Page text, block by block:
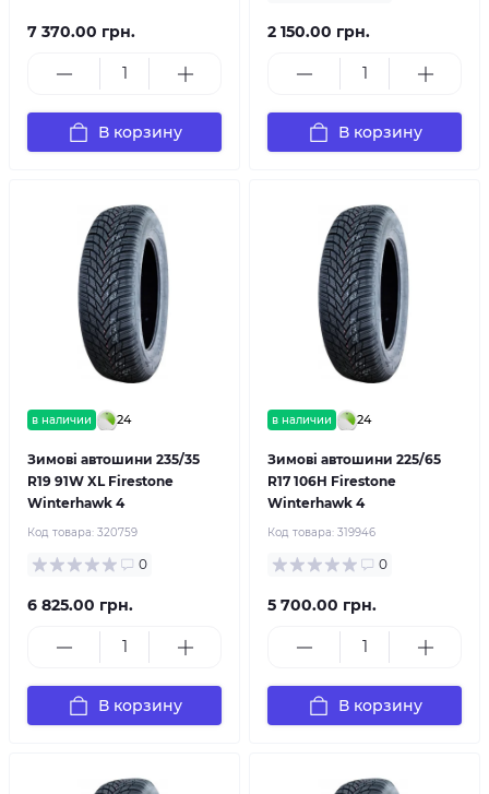
7 370.00 грн.
В корзину
2 150.00 грн.
В корзину
в наличии 24
Зимові автошини 235/35
R19 91W XL Firestone
Winterhawk 4
Код товара: 320759
0
6 825.00 грн.
В корзину
в наличии 24
Зимові автошини 225/65
R17 106H Firestone
Winterhawk 4
Код товара: 319946
0
5 700.00 грн.
В корзину